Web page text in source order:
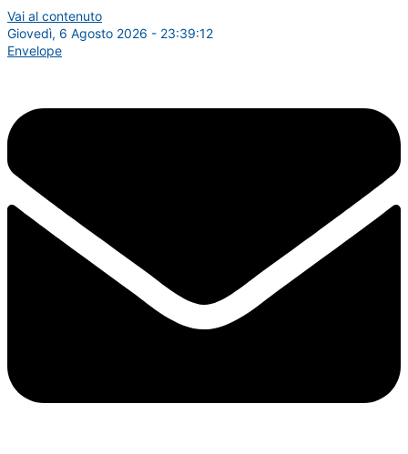
Vai al contenuto
Giovedì, 6 Agosto 2026 - 23:39:13
Envelope